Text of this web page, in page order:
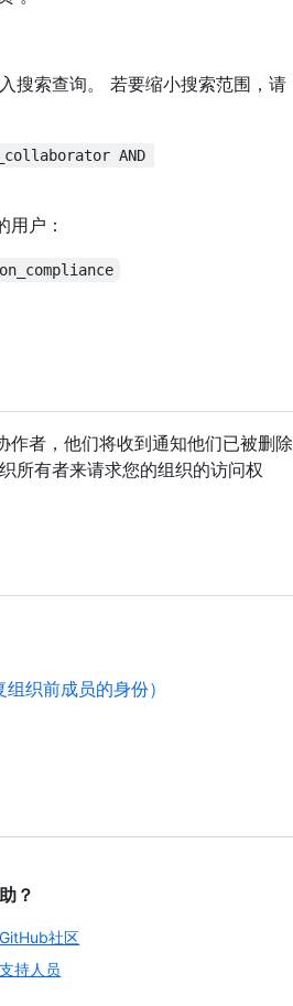
搜索查询。 若要缩小搜索范围，请
AND
户：
者，他们将收到通知他们已被删除
所有者来请求您的组织的访问权
织前成员的身份）
？
社区
持人员